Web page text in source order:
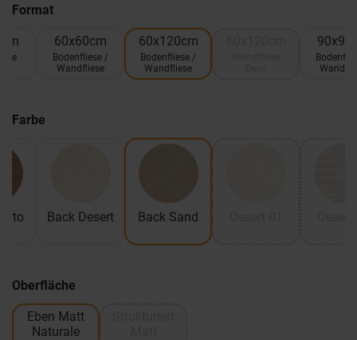
Format
60x60cm
Bodenfliese /
Wandfliese
60x120cm
Bodenfliese /
Wandfliese
Farbe
Back Desert Back Sand
Oberfläche
Eben Matt
Naturale